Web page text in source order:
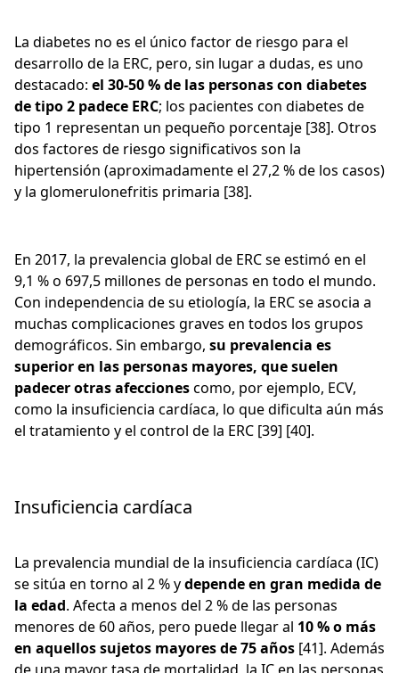
La diabetes no es el único factor de riesgo para el
desarrollo de la ERC, pero, sin lugar a dudas, es uno
destacado: el 30-50 % de las personas con diabetes
de tipo 2 padece ERC; los pacientes con diabetes de
tipo 1 representan un pequeño porcentaje [38]. Otros
dos factores de riesgo significativos son la
hipertensión (aproximadamente el 27,2 % de los casos)
y la glomerulonefritis primaria [38].
En 2017, la prevalencia global de ERC se estimó en el
9,1 % o 697,5 millones de personas en todo el mundo.
Con independencia de su etiología, la ERC se asocia a
muchas complicaciones graves en todos los grupos
demográficos. Sin embargo, su prevalencia es
superior en las personas mayores, que suelen
padecer otras afeccionescomo, por ejemplo, ECV,
como la insuficiencia cardíaca, lo que dificulta aún más
el tratamiento y el control de la ERC [39] [40].
Insuficiencia cardíaca
La prevalencia mundial de la insuficiencia cardíaca (IC)
se sitúa en torno al 2 % ydepende en gran medida de
la edad. Afecta a menos del 2 % de las personas
menores de 60 años, pero puede llegar al 10 % o más
en aquellos sujetos mayores de 75 años [41]. Además